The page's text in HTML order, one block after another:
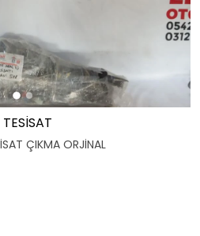
ÇIKMA ORJİNAL